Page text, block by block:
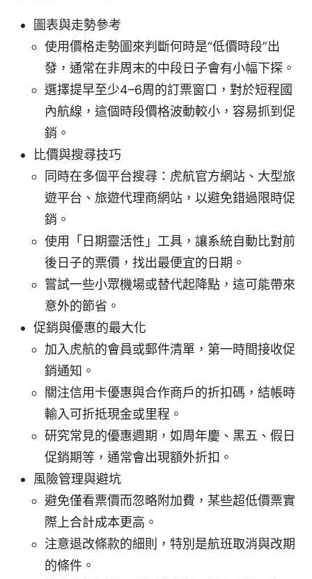
圖表與走勢參考
使用價格走勢圖來判斷何時是“低價時段”出
發，通常在非周末的中段日子會有小幅下探。
選擇提早至少4–6周的訂票窗口，對於短程國
內航線，這個時段價格波動較小，容易抓到促
銷。
比價與搜尋技巧
同時在多個平台搜尋：虎航官方網站、大型旅
遊平台、旅遊代理商網站，以避免錯過限時促
銷。
使用「日期靈活性」工具，讓系統自動比對前
後日子的票價，找出最便宜的日期。
嘗試一些小眾機場或替代起降點，這可能帶來
意外的節省。
促銷與優惠的最大化
加入虎航的會員或郵件清單，第一時間接收促
銷通知。
關注信用卡優惠與合作商戶的折扣碼，結帳時
輸入可折抵現金或里程。
研究常見的優惠週期，如周年慶、黑五、假日
促銷期等，通常會出現額外折扣。
風險管理與避坑
避免僅看票價而忽略附加費，某些超低價票實
際上合計成本更高。
注意退改條款的細則，特別是航班取消與改期
的條件。